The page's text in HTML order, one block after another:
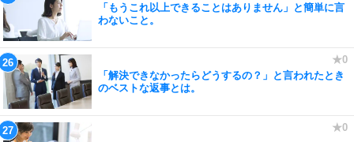
「もうこれ以上できることはありません」と簡単に言
わないこと。
「解決できなかったらどうするの？」と言われたとき
のベストな返事とは。